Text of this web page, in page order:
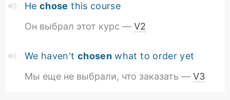
He chose this course
Он выбрал этот курс — V2
We haven't chosen what to order yet
Мы еще не выбрали, что заказать — V3